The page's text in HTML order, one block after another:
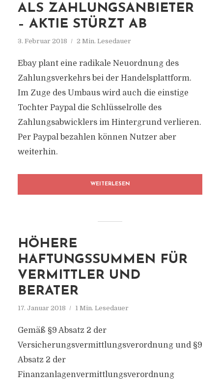
ALS ZAHLUNGSANBIETER
– AKTIE STÜRZT AB
3. Februar 2018 2 Min. Lesedauer
Ebay plant eine radikale Neuordnung des
Zahlungsverkehrs bei der Handelsplattform.
Im Zuge des Umbaus wird auch die einstige
Tochter Paypal die Schlüsselrolle des
Zahlungsabwicklers im Hintergrund verlieren.
Per Paypal bezahlen können Nutzer aber
weiterhin.
WEITERLESEN
HÖHERE
HAFTUNGSSUMMEN FÜR
VERMITTLER UND
BERATER
17. Januar 2018 1 Min. Lesedauer
Gemäß §9 Absatz 2 der
Versicherungsvermittlungsverordnung und §9
Absatz 2 der
Finanzanlagenvermittlungsverordnung